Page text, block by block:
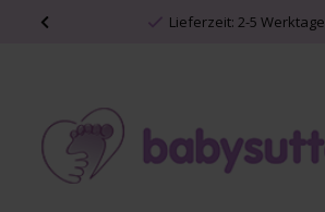
Lieferzeit: 2-5 Werktage